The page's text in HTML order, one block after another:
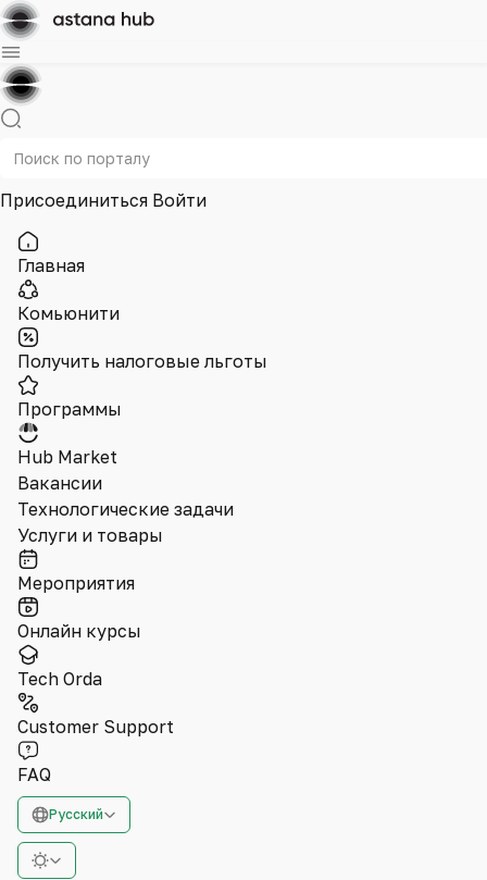
Присоединиться Войти
Главная
Комьюнити
Получить налоговые льготы
Программы
Hub Market
Вакансии
Технологические задачи
Услуги и товары
Мероприятия
Онлайн курсы
Tech Orda
Customer Support
FAQ
Русский